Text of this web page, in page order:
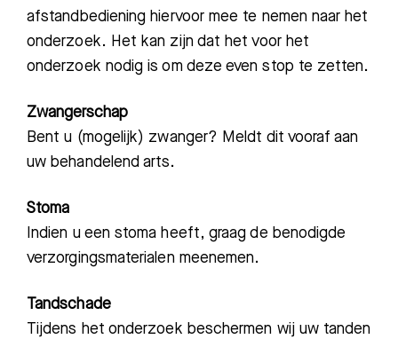
afstandbediening hiervoor mee te nemen naar het
onderzoek. Het kan zijn dat het voor het
onderzoek nodig is om deze even stop te zetten.
Zwangerschap
Bent u (mogelijk) zwanger? Meldt dit vooraf aan
uw behandelend arts.
Stoma
Indien u een stoma heeft, graag de benodigde
verzorgingsmaterialen meenemen.
Tandschade
Tijdens het onderzoek beschermen wij uw tanden